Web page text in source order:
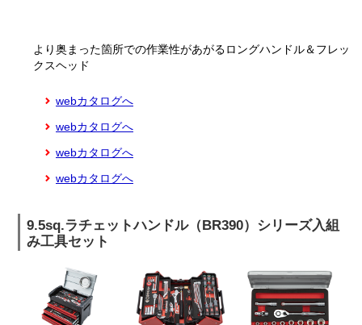
より奥まった箇所での作業性があがるロングハンドル＆フレッ
クスヘッド
webカタログへ
webカタログへ
webカタログへ
webカタログへ
9.5sq.ラチェットハンドル（BR390）シリーズ入組
み工具セット